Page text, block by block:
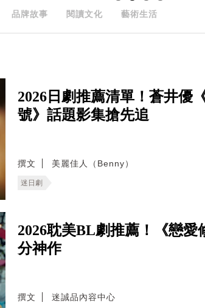
品牌故事 閱讀文化 藝術生活
2026日劇推薦清單！蒼井優
號》話題影集搶先追
撰文 美麗佳人（Benny）
迷日劇
2026耽美BL劇推薦！《戀
分神作
撰文 迷誠品內容中心